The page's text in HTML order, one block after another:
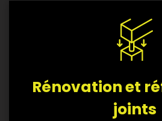
Rénovation et
joints